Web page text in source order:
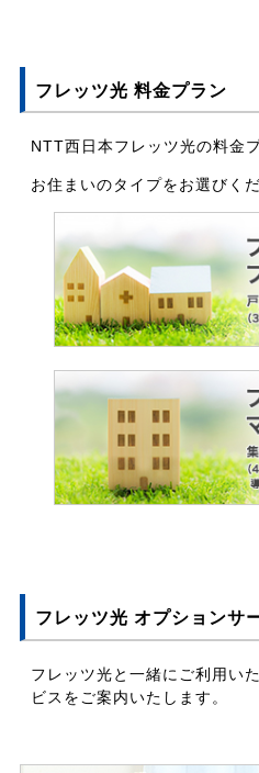
フレッツ光 料金プラン
NTT西日本フレッツ光の料金
お住まいのタイプをお選びくだ
フレッツ光 オプションサ
フレッツ光と一緒にご利用い
ビスをご案内いたします。